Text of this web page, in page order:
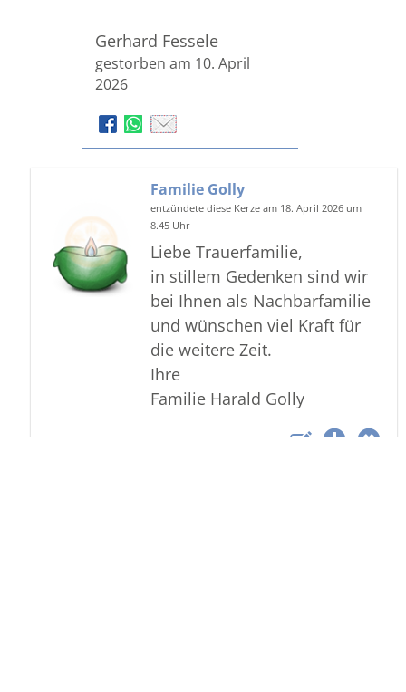
Gerhard Fessele
gestorben am 10. April
2026
Familie Golly
entzündete diese Kerze am 18. April 2026 um
8.45 Uhr
Liebe Trauerfamilie,
in stillem Gedenken sind wir
bei Ihnen als Nachbarfamilie
und wünschen viel Kraft für
die weitere Zeit.
Ihre
Familie Harald Golly